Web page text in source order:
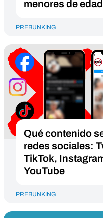
menores de edad
PREBUNKING
Qué contenido
redes sociales:
TikTok,
YouTube
PREBUNKING